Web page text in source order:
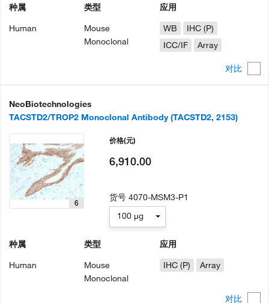
对比
种属
Human
类型
Mouse
Monoclonal
应用
WB
IHC (P)
ICC/IF
Array
NeoBiotechnologies
TACSTD2/TROP2 Monoclonal Antibody (TACSTD2, 2153)
对比
6
种属
Human
类型
Mouse
Monoclonal
应用
IHC (P)
Array
价格(元)
6,910.00
货号4070-MSM3-P1
100 µg